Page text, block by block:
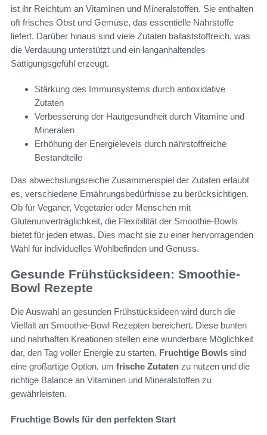
ist ihr Reichtum an Vitaminen und Mineralstoffen. Sie enthalten
oft frisches Obst und Gemüse, das essentielle Nährstoffe
liefert. Darüber hinaus sind viele Zutaten ballaststoffreich, was
die Verdauung unterstützt und ein langanhaltendes
Sättigungsgefühl erzeugt.
Stärkung des Immunsystems durch antioxidative
Zutaten
Verbesserung der Hautgesundheit durch Vitamine und
Mineralien
Erhöhung der Energielevels durch nährstoffreiche
Bestandteile
Das abwechslungsreiche Zusammenspiel der Zutaten erlaubt
es, verschiedene Ernährungsbedürfnisse zu berücksichtigen.
Ob für Veganer, Vegetarier oder Menschen mit
Glutenunverträglichkeit, die Flexibilität der Smoothie-Bowls
bietet für jeden etwas. Dies macht sie zu einer hervorragenden
Wahl für individuelles Wohlbefinden und Genuss.
Gesunde Frühstücksideen: Smoothie-
Bowl Rezepte
Die Auswahl an gesunden Frühstücksideen wird durch die
Vielfalt an Smoothie-Bowl Rezepten bereichert. Diese bunten
und nahrhaften Kreationen stellen eine wunderbare Möglichkeit
dar, den Tag voller Energie zu starten. Fruchtige Bowls sind
eine großartige Option, um frische Zutaten zu nutzen und die
richtige Balance an Vitaminen und Mineralstoffen zu
gewährleisten.
Fruchtige Bowls für den perfekten Start